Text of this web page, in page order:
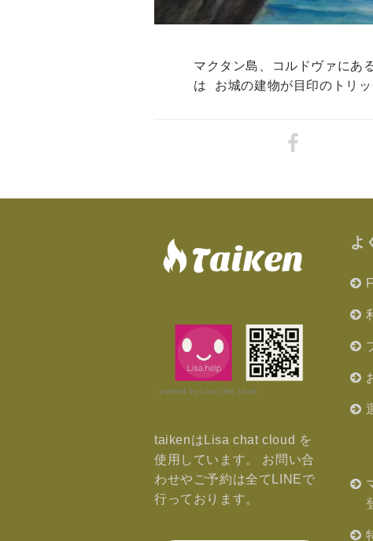
マクタン島、コルドヴァにあ
は お城の建物が目印のトリッ
powerd by Lisa chat cloud.
taikenはLisa chat cloud を
使用しています。 お問い合
わせやご予約は全てLINEで
行っております。
よ